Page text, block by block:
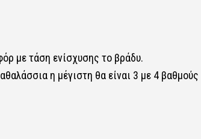
με τάση ενίσχυσης το βράδυ.
η μέγιστη θα είναι 3 με 4 βαθμούς